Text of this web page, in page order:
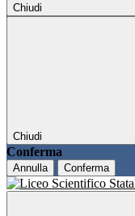
Chiudi
Chiudi
Conferma
Annulla Conferma